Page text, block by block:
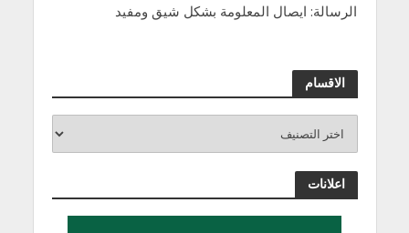
الرسالة: ايصال المعلومة بشكل شيق ومفيد
الاقسام
اعلانات